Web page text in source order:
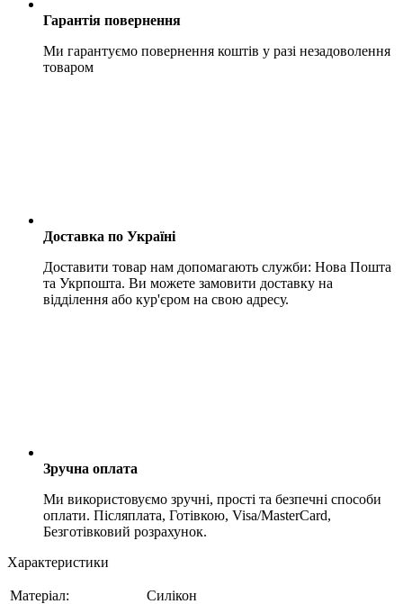
Гарантія повернення
Ми гарантуємо повернення коштів у разі незадоволення
товаром
Доставка по Україні
Доставити товар нам допомагають служби: Нова Пошта
та Укрпошта. Ви можете замовити доставку на
відділення або кур'єром на свою адресу.
Зручна оплата
Ми використовуємо зручні, прості та безпечні способи
оплати. Післяплата, Готівкою, Visa/MasterCard,
Безготівковий розрахунок.
Характеристики
Матеріал:
Силікон